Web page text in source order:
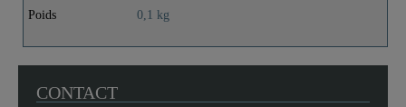
Poids 0,1 kg
CONTACT